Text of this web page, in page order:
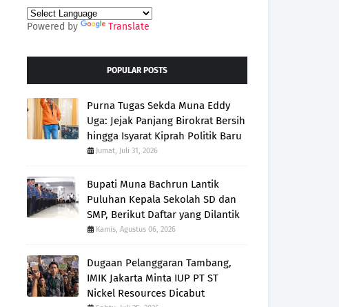
Powered by Translate
POPULAR POSTS
Purna Tugas Sekda Muna Eddy
Uga: Jejak Panjang Birokrat Bersih
hingga Isyarat Kiprah Politik Baru
Jumat, Juli 31, 2026
Bupati Muna Bachrun Lantik
Puluhan Kepala Sekolah SD dan
SMP, Berikut Daftar yang Dilantik
Kamis, Agustus 06, 2026
Dugaan Pelanggaran Tambang,
IMIK Jakarta Minta IUP PT ST
Nickel Resources Dicabut